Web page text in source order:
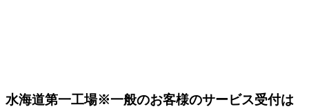
水海道第一工場※一般のお客様のサービス受付は